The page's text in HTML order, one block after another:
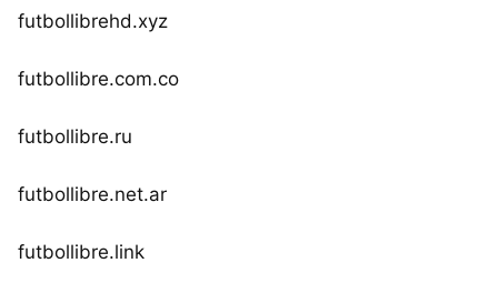
futbollibrehd.xyz
futbollibre.com.co
futbollibre.ru
futbollibre.net.ar
futbollibre.link